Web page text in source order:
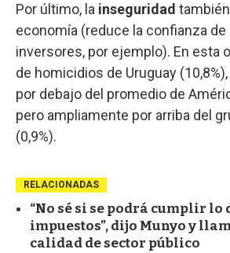
Por último, la inseguridad
economía (reduce la confianza
inversores, por ejemplo). En esta
de homicidios de Uruguay
por debajo del promedio de
pero ampliamente por arriba del
(0,9%).
RELACIONADAS
“No sé si se podrá cumplir lo
impuestos”, dijo Munyo y
calidad de sector público